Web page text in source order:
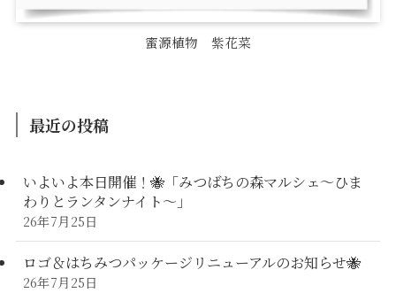
蜜源植物 紫花菜
最近の投稿
いよいよ本日開催！🐝「みつばちの森マルシェ〜ひま
わりとランタンナイト〜」
26年7月25日
ロゴ＆はちみつパッケージリニューアルのお知らせ🐝
26年7月25日